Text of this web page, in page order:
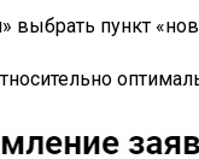
выбрать пункт